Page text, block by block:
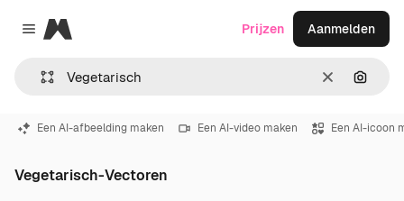
Close menu
Magnific
Wissen
Prijzen Aanmelden
Een AI-afbeelding maken Een AI-video maken Een AI-icoon
Vegetarisch-Vectoren